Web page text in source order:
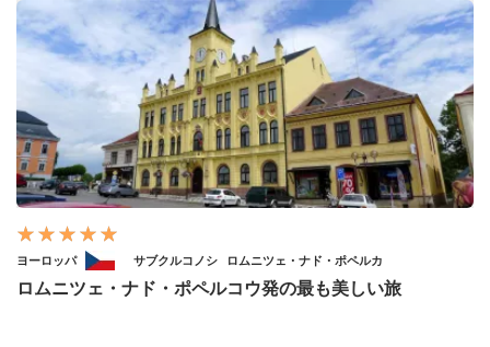
ヨーロッパ サブクルコノシ ロムニツェ・ナド・ポペルカ
ロムニツェ・ナド・ポペルコウ発の最も美しい旅